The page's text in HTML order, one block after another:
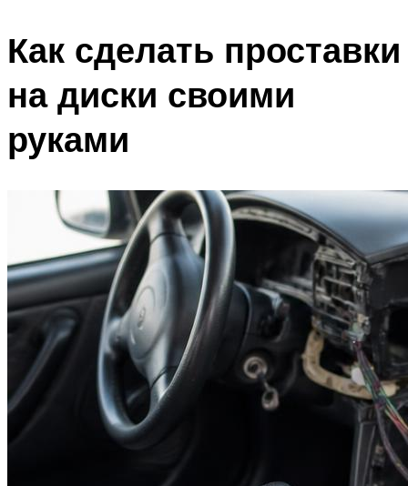
Как сделать проставки
на диски своими
руками